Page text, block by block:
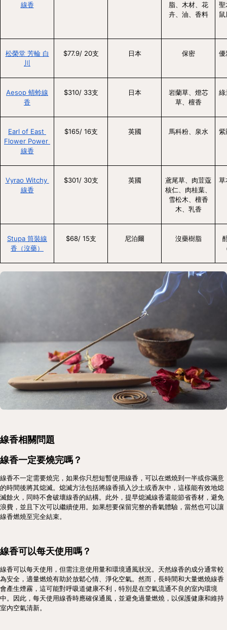
線香
脂、木材、花
卉、油、香料
聖
松榮堂 芳輪 白
川
$77.9/ 20支 日本 保密 優
Aesop 蜻蛉線
香
$310/ 33支 日本
岩蘭草、燈芯
草、檀香
綠
Earl of East
Flower Power
線香
$165/ 16支 英國 馬科粉、泉水 紫
Vyrao Witchy
線香
$301/ 30支 英國
鳶尾草、肉荳蔻
核仁、肉桂葉、
雪松木、檀香
木、乳香
草
Stupa 筒裝線
香（沒藥）
$68/ 15支 尼泊爾 沒藥樹脂
線香相關問題
線香一定要燒完嗎？
線香不一定需要燒完，如果你只想短暫使用線香，可以在燃燒到一半或你滿意
的時間後將其熄滅。熄滅方法包括將線香插入沙土或香灰中，這樣能有效地熄
滅餘火，同時不會破壞線香的結構。此外，提早熄滅線香還能節省香材，避免
浪費，並且下次可以繼續使用。如果想要保留完整的香氣體驗，當然也可以讓
線香燃燒至完全結束。
線香可以每天使用嗎？
線香可以每天使用，但需注意使用量和環境通風狀況。天然線香的成分通常較
為安全，適量燃燒有助於放鬆心情、淨化空氣。然而，長時間和大量燃燒線香
會產生煙霧，這可能對呼吸道健康不利，特別是在空氣流通不良的室內環境
中。因此，每天使用線香時應確保通風，並避免過量燃燒，以保護健康和維持
室內空氣清新。